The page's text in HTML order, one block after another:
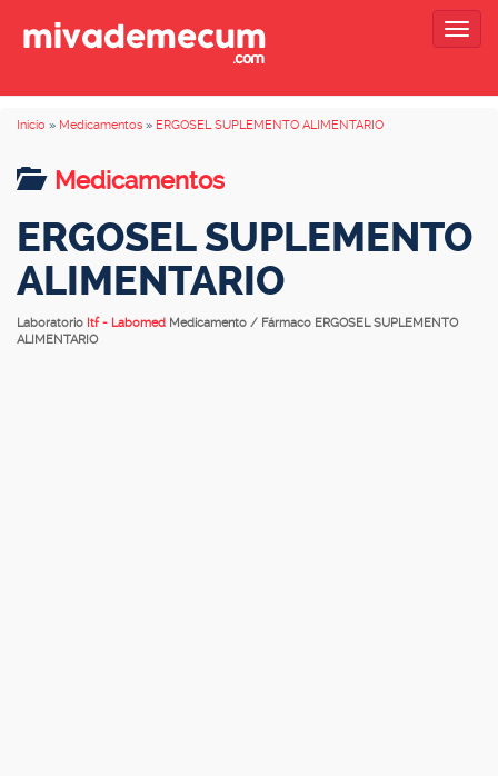
Inicio » Medicamentos » ERGOSEL SUPLEMENTO ALIMENTARIO
Medicamentos
ERGOSEL SUPLEMENTO
ALIMENTARIO
Laboratorio Itf - Labomed Medicamento / Fármaco ERGOSEL SUPLEMENTO
ALIMENTARIO